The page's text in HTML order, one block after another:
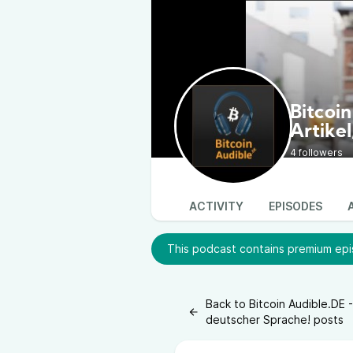
4 followers
ACTIVITY EPISODES
This podcast contains premium
Back to Bitcoin Audible.DE
deutscher Sprache! posts